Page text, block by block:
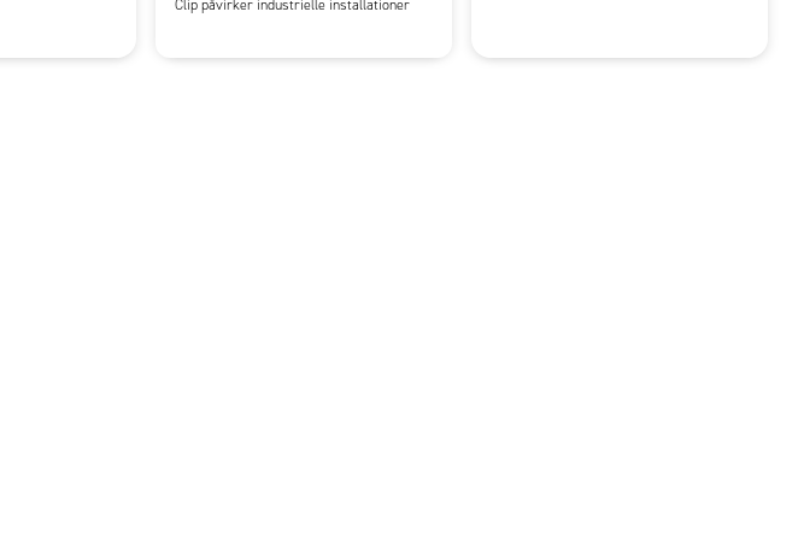
Clip påvirker industrielle installationer